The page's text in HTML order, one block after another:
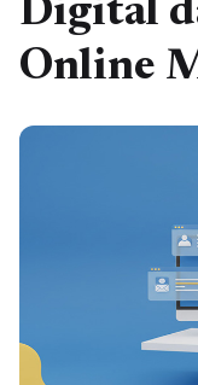
Digital
Online